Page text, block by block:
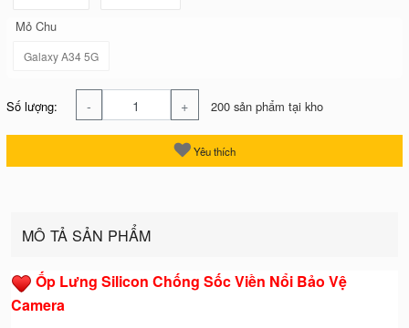
Mỏ Chu
Galaxy A34 5G
Số lượng: - + 200 sản phẩm tại kho
Yêu thích
MÔ TẢ SẢN PHẨM
Ốp Lưng Silicon Chống Sốc Viền Nổi Bảo Vệ
Camera